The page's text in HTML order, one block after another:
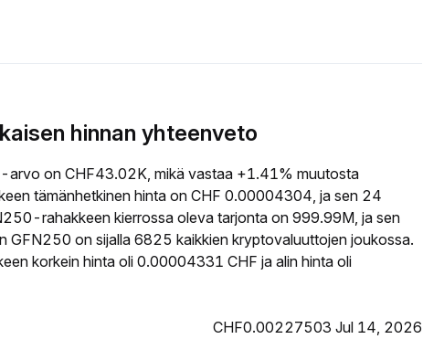
hinnan yhteenveto
on CHF43.02K, mikä vastaa +1.41% muutosta
tämänhetkinen hinta on CHF 0.00004304, ja sen 24
rahakkeen kierrossa oleva tarjonta on 999.99M, ja sen
GFN250 on sijalla 6825 kaikkien kryptovaluuttojen joukossa.
korkein hinta oli 0.00004331 CHF ja alin hinta oli
CHF0.00227503 Jul 14, 2026